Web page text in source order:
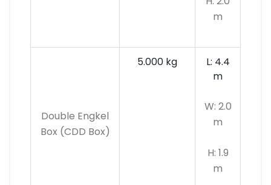
m
Double Engkel
Box (CDD Box)
5.000 kg
L: 4.4
m
W: 2.0
m
H: 1.9
m